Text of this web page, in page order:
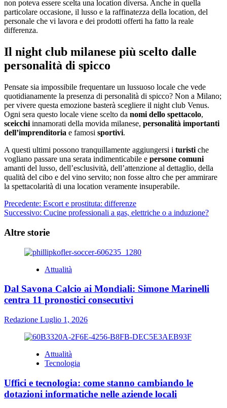
non poteva essere scelta una location diversa. Anche in quella
particolare occasione, il lusso e la raffinatezza della location, del
personale che vi lavora e dei prodotti offerti ha fatto la reale
differenza.
Il night club milanese più scelto dalle
personalità di spicco
Pensate sia impossibile frequentare un lussuoso locale che vede
quotidianamente la presenza di personalità di spicco? Non a Milano;
per vivere questa emozione basterà scegliere il night club Venus.
Ogni sera questo locale viene scelto da nomi dello spettacolo,
sceicchi innamorati della movida milanese, personalità importanti
dell’imprenditoria e famosi sportivi.
A questi ultimi possono tranquillamente aggiungersi i turisti che
vogliano passare una serata indimenticabile e persone comuni
amanti del lusso, dell’esclusività, dell’attenzione al dettaglio, della
qualità del cibo e del vino servito; non fosse altro che per ammirare
la spettacolarità di una location veramente insuperabile.
Navigazione
articolo
Precedente: Escort e prostituta: differenze
Successivo: Cucine professionali a gas, elettriche o a induzione?
Altre storie
Attualità
Dal Savona Calcio ai Mondiali: Simone Marinelli
centra 11 pronostici consecutivi
Redazione Luglio 1, 2026
Attualità
Tecnologia
Uffici e tecnologia: come stanno cambiando le
dotazioni informatiche nelle aziende locali